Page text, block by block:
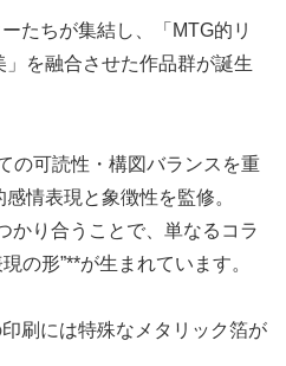
たちが集結し、「MTG的リ
を融合させた作品群が誕生
の可読性・構図バランスを重
情表現と象徴性を監修。
かり合うことで、単なるコラ
の形”**が生まれています。
刷には特殊なメタリック箔が